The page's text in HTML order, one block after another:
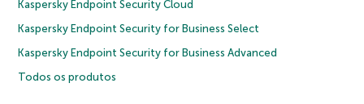
Kaspersky Endpoint Security Cloud
Kaspersky Endpoint Security for Business Select
Kaspersky Endpoint Security for Business Advanced
Todos os produtos